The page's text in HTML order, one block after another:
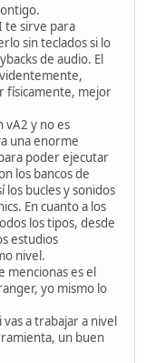
te sirve para
sin teclados si lo
de audio. El
físicamente, mejor
vA2 y no es
una enorme
poder ejecutar
los bancos de
los bucles y sonidos
En cuanto a los
los tipos, desde
estudios
nivel.
mencionas es el
yo mismo lo
a trabajar a nivel
un buen